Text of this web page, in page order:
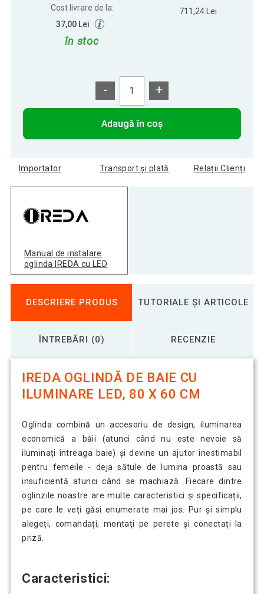
Cost livrare de la:
37,00 Lei
în stoc
711,24 Lei
- +
Adaugă în coș
Importator Transport și plată Relații Clienți
Manual de instalare
oglinda IREDA cu LED
DESCRIERE PRODUS TUTORIALE ȘI ARTICOLE
ÎNTREBĂRI (0) RECENZIE
IREDA OGLINDĂ DE BAIE CU
ILUMINARE LED, 80 X 60 CM
Oglinda combină un accesoriu de design, iluminarea
economică a băii (atunci când nu este nevoie să
iluminați întreaga baie) și devine un ajutor inestimabil
pentru femeile - deja sătule de lumina proastă sau
insuficientă atunci când se machiază. Fiecare dintre
oglinzile noastre are multe caracteristici și specificații,
pe care le veți găsi enumerate mai jos. Pur și simplu
alegeți, comandați, montați pe perete și conectați la
priză.
Caracteristici: